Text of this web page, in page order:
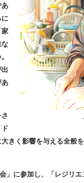
きく影響を与える全般
」に参加し、「レジリエ